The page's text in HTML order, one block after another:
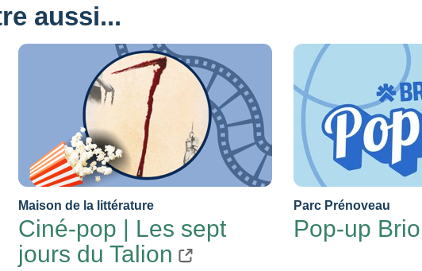
aussi...
Maison de la littérature
Ciné-pop | Les sept
jours du Talion
Parc Prénoveau
Pop-up Brio